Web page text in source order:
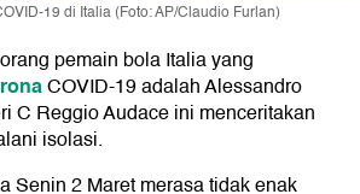
19 di Italia (Foto: AP/Claudio Furlan)
pemain bola Italia yang
COVID-19 adalah Alessandro
C Reggio Audace ini menceritakan
isolasi.
Senin 2 Maret merasa tidak enak